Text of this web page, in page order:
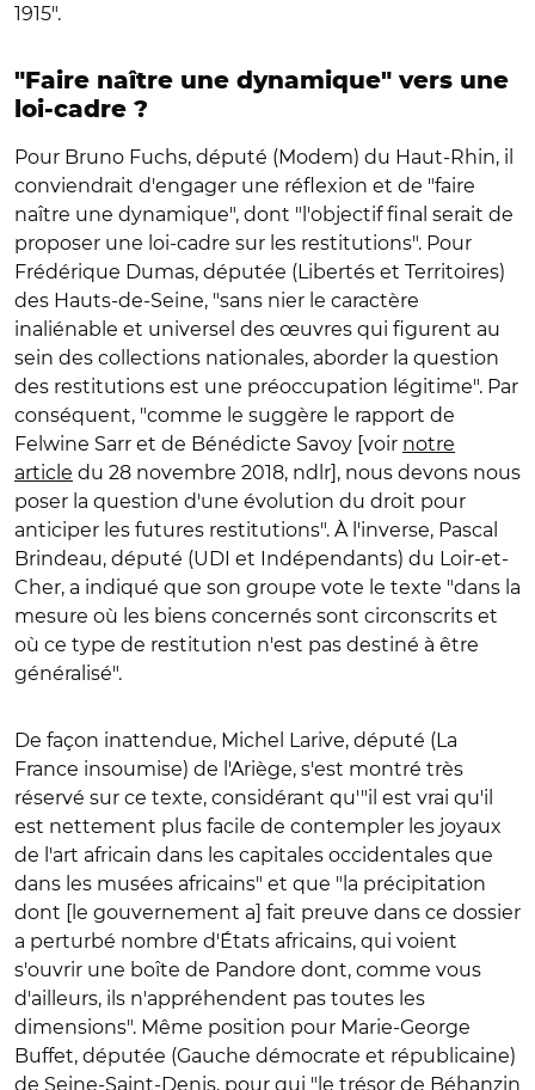
1915".
"Faire naître une dynamique" vers une
loi-cadre ?
Pour Bruno Fuchs, député (Modem) du Haut-Rhin, il
conviendrait d'engager une réflexion et de "faire
naître une dynamique", dont "l'objectif final serait de
proposer une loi-cadre sur les restitutions". Pour
Frédérique Dumas, députée (Libertés et Territoires)
des Hauts-de-Seine, "sans nier le caractère
inaliénable et universel des œuvres qui figurent au
sein des collections nationales, aborder la question
des restitutions est une préoccupation légitime". Par
conséquent, "comme le suggère le rapport de
Felwine Sarr et de Bénédicte Savoy [voir notre
article du 28 novembre 2018, ndlr], nous devons nous
poser la question d'une évolution du droit pour
anticiper les futures restitutions". À l'inverse, Pascal
Brindeau, député (UDI et Indépendants) du Loir-et-
Cher, a indiqué que son groupe vote le texte "dans la
mesure où les biens concernés sont circonscrits et
où ce type de restitution n'est pas destiné à être
généralisé".
De façon inattendue, Michel Larive, député (La
France insoumise) de l'Ariège, s'est montré très
réservé sur ce texte, considérant qu'"il est vrai qu'il
est nettement plus facile de contempler les joyaux
de l'art africain dans les capitales occidentales que
dans les musées africains" et que "la précipitation
dont [le gouvernement a] fait preuve dans ce dossier
a perturbé nombre d'États africains, qui voient
s'ouvrir une boîte de Pandore dont, comme vous
d'ailleurs, ils n'appréhendent pas toutes les
dimensions". Même position pour Marie-George
Buffet, députée (Gauche démocrate et républicaine)
de Seine-Saint-Denis, pour qui "le trésor de Béhanzin